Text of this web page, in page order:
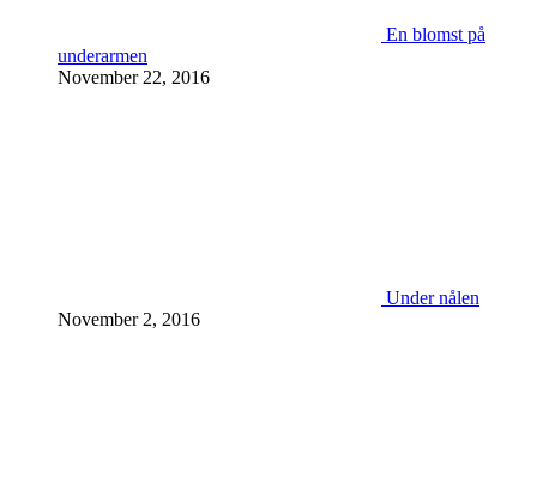
En blomst på
underarmen
November 22, 2016
Under nålen
November 2, 2016